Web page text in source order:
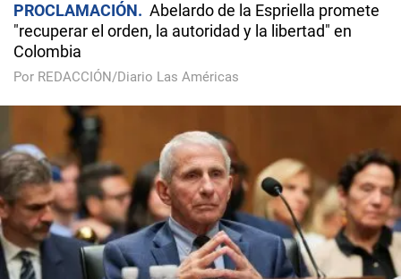
PROCLAMACIÓN
Abelardo de la Espriella promete
"recuperar el orden, la autoridad y la libertad" en
Colombia
Por REDACCIÓN/Diario Las Américas